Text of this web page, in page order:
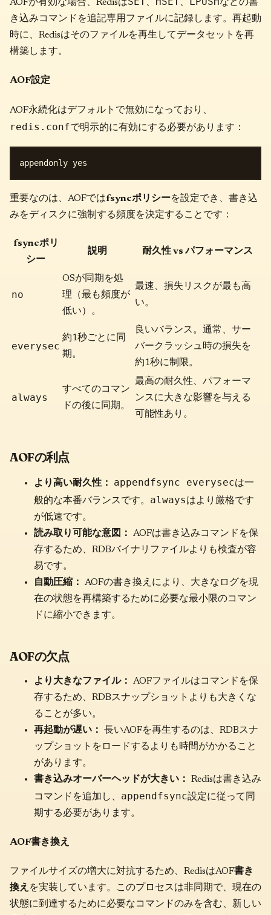
AOFが有効な場合、Redisは 、 、
などの書
き込みコマンドを追記専用ファイルに記録します。再起動
時に、Redisはそのファイルを再生してデータセットを再
構築します。
AOF設定
AOF永続化はデフォルトで無効になっており、
redis.confで明示的に有効にする必要があります：
重要なのは、AOFではfsyncポリシーを設定でき、書き込
みをディスクに強制する頻度を決定することです：
fsyncポリ
シー
説明 耐久性 vs パフォーマンス
no
OSが同期を処
理（最も頻度が
低い）。
最速、損失リスクが最も高
い。
everysec
約1秒ごとに同
期。
良いバランス。通常、サー
バークラッシュ時の損失を
約1秒に制限。
always
すべてのコマン
ドの後に同期。
最高の耐久性、パフォーマ
ンスに大きな影響を与える
可能性あり。
AOFの利点
より高い耐久性： appendfsync everysecは一
般的な本番バランスです。 alwaysはより厳格です
が低速です。
読み取り可能な意図：
AOFは書き込みコマンドを保
存するため、RDBバイナリファイルよりも検査が容
易です。
自動圧縮：
AOFの書き換えにより、大きなログを現
在の状態を再構築するために必要な最小限のコマン
ドに縮小できます。
AOFの欠点
より大きなファイル：
AOFファイルはコマンドを保
存するため、RDBスナップショットよりも大きくな
ることが多い。
再起動が遅い：
長いAOFを再生するのは、RDBスナ
ップショットをロードするよりも時間がかかること
があります。
書き込みオーバーヘッドが大きい：
Redisは書き込み
コマンドを追加し、 appendfsync設定に従って同
期する必要があります。
AOF書き換え
ファイルサイズの増大に対抗するため、RedisはAOF書き
換え を実装しています。このプロセスは非同期で、現在の
状態に到達するために必要なコマンドのみを含む、新しい